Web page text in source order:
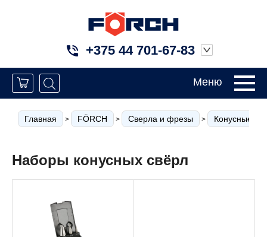
+375 44 701-67-83
Меню
Главная > FÖRCH > Сверла и фрезы > Конусные и
Наборы конусных свёрл